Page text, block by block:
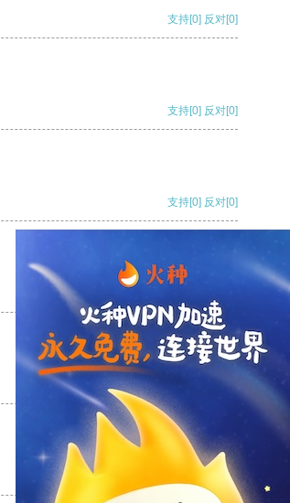
支持[0] 反对[0]
支持[0] 反对[0]
支持[0] 反对[0]
反对
反对[0]